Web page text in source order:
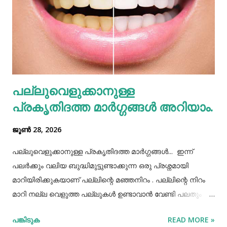
ശ്രദ്ധിക്കേണ്ടതുണ്ട്. കുറെ ആളുകൾക്ക് ഒരുമിച്ച് കഴിക്കാൻ
കൊണ്ടുവന്ന ഭക്ഷണം നമ്മൾ നമ്മുടെ പാത്രത്തിലേക്ക് ധൃതി
കൂട്ടി എടുത്തിട്ട് കഴിച്ചു തീർക്കുന്നതും ഒരിക്കലും ശരിയായ
രീതിയല്ല. ഇത് മറ്റുള്ളവർക്ക് നമ്മളെക്കുറിച്ച് വളരെ
തെറ്റിദ്ധാരണ ഉണ്ടാക്കാൻ കാരണമായിത്തീരും. അതുപോലെ
വെള്ളം പോലെയുള്ള സാധനങ്ങൾ ഒരു പാത്രത്തിൽ
കൊണ്ടുവച്ചാൽ അത് അപ്പാടെ കുടിക്കാതെ മറ്റുള്ളവർക്ക്
കൂട...
പല്ലുവെളുക്കാനുള്ള
പ്രകൃതിദത്ത മാര്‍ഗ്ഗങ്ങള്‍ അറിയാം.
ജൂൺ 28, 2026
പല്ലുവെളുക്കാനുള്ള പ്രകൃതിദത്ത മാര്‍ഗ്ഗങ്ങള്‍... ഇന്ന്
പലർക്കും വലിയ ബുദ്ധിമുട്ടുണ്ടാക്കുന്ന ഒരു പ്രശ്നമായി
മാറിയിരിക്കുകയാണ് പല്ലിന്റെ മഞ്ഞനിറം . പല്ലിന്റെ നിറം
മാറി നല്ല വെളുത്ത പല്ലുകൾ ഉണ്ടാവാൻ വേണ്ടി പലതും
പല്ലിന്‍റെ മഞ്ഞനിറം മാറ്റാന്‍ പല മാര്‍ഗ്ഗങ്ങളും
പങ്കിടുക READ MORE »